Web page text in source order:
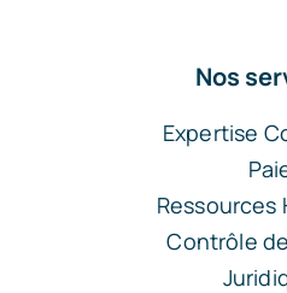
Nos
Expertise
Ressources
Contrôle